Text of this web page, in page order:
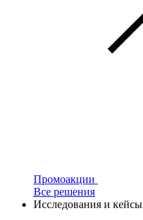
Промоакции
Все решения
Исследования и кейсы